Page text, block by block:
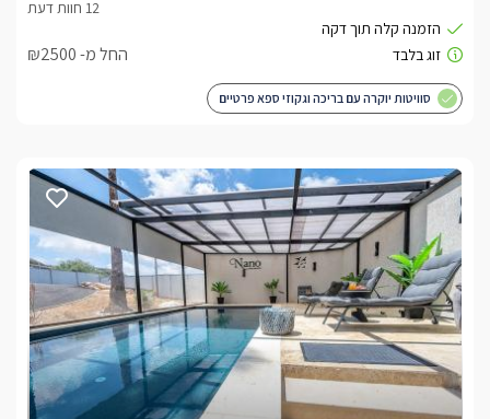
החל מ- ₪2500
סוויטות יוקרה עם בריכה וגקוזי ספא פרטיים